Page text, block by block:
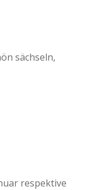
sächseln,
respektive